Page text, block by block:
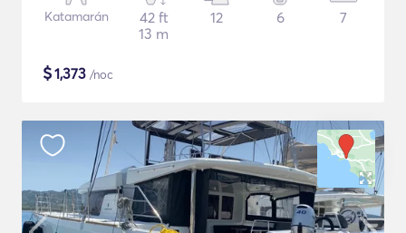
Katamarán
42 ft
13 m
12 6 7
$1,373 /noc